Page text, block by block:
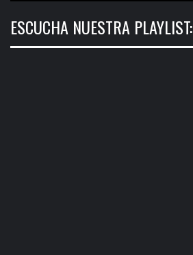
ESCUCHA NUESTRA PLAYLIST: